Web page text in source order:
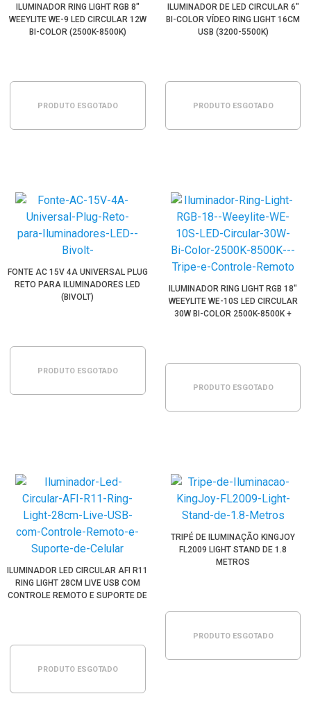
ILUMINADOR RING LIGHT RGB 8"
WEEYLITE WE-9 LED CIRCULAR 12W
BI-COLOR (2500K-8500K)
PRODUTO ESGOTADO
ILUMINADOR DE LED CIRCULAR 6"
BI-COLOR VÍDEO RING LIGHT 16CM
USB (3200-5500K)
PRODUTO ESGOTADO
FONTE AC 15V 4A UNIVERSAL PLUG
RETO PARA ILUMINADORES LED
(BIVOLT)
PRODUTO ESGOTADO
ILUMINADOR RING LIGHT RGB 18"
WEEYLITE WE-10S LED CIRCULAR
30W BI-COLOR 2500K-8500K +
PRODUTO ESGOTADO
ILUMINADOR LED CIRCULAR AFI R11
RING LIGHT 28CM LIVE USB COM
CONTROLE REMOTO E SUPORTE DE
PRODUTO ESGOTADO
TRIPÉ DE ILUMINAÇÃO KINGJOY
FL2009 LIGHT STAND DE 1.8
METROS
PRODUTO ESGOTADO